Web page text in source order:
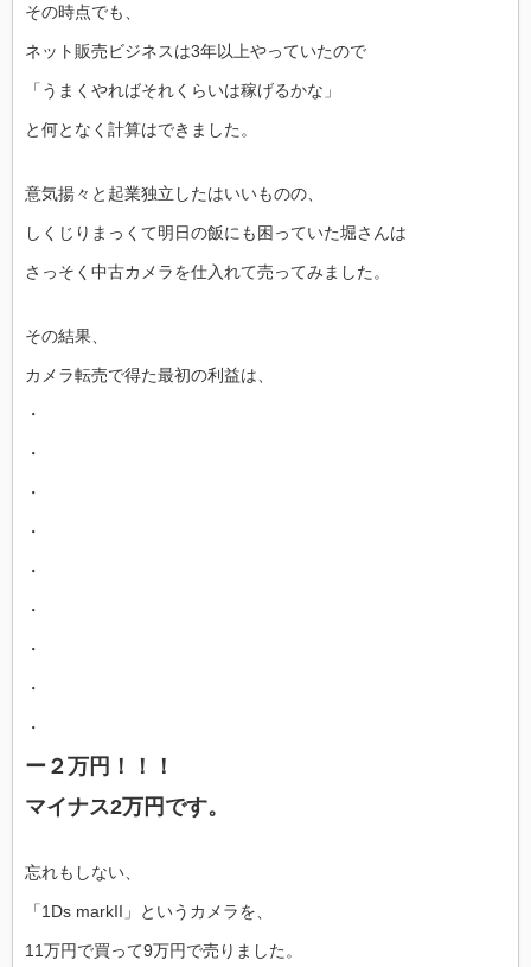
その時点でも、
ネット販売ビジネスは3年以上やっていたので
「うまくやればそれくらいは稼げるかな」
と何となく計算はできました。
意気揚々と起業独立したはいいものの、
しくじりまっくて明日の飯にも困っていた堀さんは
さっそく中古カメラを仕入れて売ってみました。
その結果、
カメラ転売で得た最初の利益は、
・
・
・
・
・
・
・
・
・
ー２万円！！！
マイナス2万円です。
忘れもしない、
「1Ds markII」というカメラを、
11万円で買って9万円で売りました。